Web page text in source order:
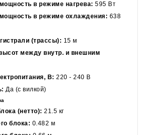
в режиме нагрева: 595 Вт
в режиме охлаждения: 638
(трассы): 15 м
между внутр. и внешним
В: 220 - 240 В
Да (с вилкой)
(нетто): 21.5 кг
блока: 0.482 м